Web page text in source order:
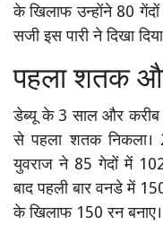
के खिलाफ उन्होंने 80
सजी इस पारी ने दिखा
पहला शतक
डेब्यू के 3 साल और करीब
से पहला शतक निकला।
युवराज ने 85 गेदों में
बाद पहली बार वनडे में
के खिलाफ 150 रन बनाए।